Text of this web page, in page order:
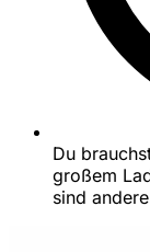
Du
großem
sind